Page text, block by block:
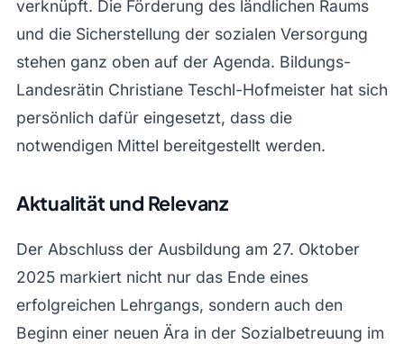
verknüpft. Die Förderung des ländlichen Raums
und die Sicherstellung der sozialen Versorgung
stehen ganz oben auf der Agenda. Bildungs-
Landesrätin Christiane Teschl-Hofmeister hat sich
persönlich dafür eingesetzt, dass die
notwendigen Mittel bereitgestellt werden.
Aktualität und Relevanz
Der Abschluss der Ausbildung am 27. Oktober
2025 markiert nicht nur das Ende eines
erfolgreichen Lehrgangs, sondern auch den
Beginn einer neuen Ära in der Sozialbetreuung im